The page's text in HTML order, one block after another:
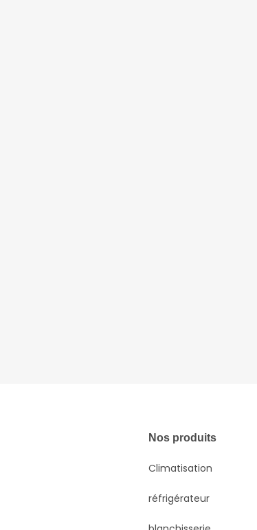
Nos produits
Climatisation
réfrigérateur